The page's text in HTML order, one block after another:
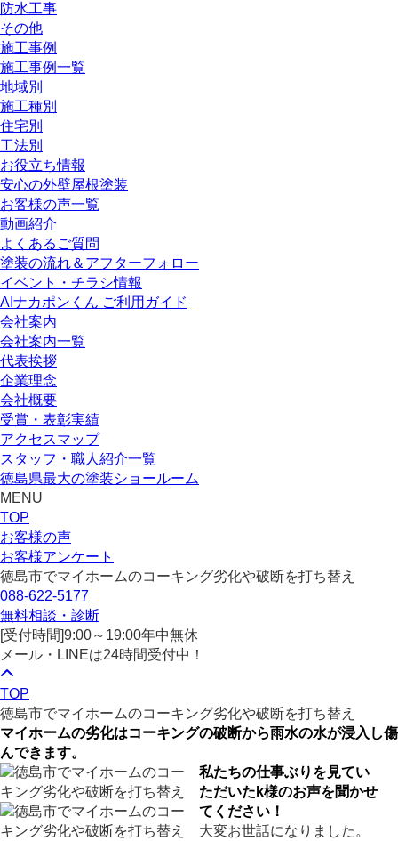
防水工事
その他
施工事例
施工事例一覧
地域別
施工種別
住宅別
工法別
お役立ち情報
安心の外壁屋根塗装
お客様の声一覧
動画紹介
よくあるご質問
塗装の流れ＆アフターフォロー
イベント・チラシ情報
AIナカポンくん ご利用ガイド
会社案内
会社案内一覧
代表挨拶
企業理念
会社概要
受賞・表彰実績
アクセスマップ
スタッフ・職人紹介一覧
徳島県最大の塗装ショールーム
MENU
TOP
お客様の声
お客様アンケート
徳島市でマイホームのコーキング劣化や破断を打ち替え
088-622-5177
無料相談・診断
[受付時間]9:00～19:00年中無休
メール・LINEは24時間受付中！
TOP
徳島市でマイホームのコーキング劣化や破断を打ち替え
マイホームの劣化はコーキングの破断から雨水の水が浸入し傷
んできます。
私たちの仕事ぶりを見てい
ただいたk様のお声を聞かせ
てください！
大変お世話になりました。